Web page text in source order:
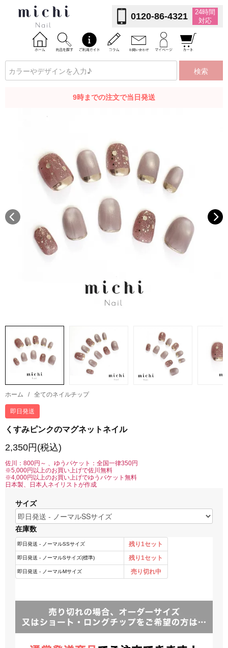
0120-86-4321
24時間
対応
検索
9時までの注文で当日発送
ホーム / 全てのネイルチップ
即日発送
くすみピンクのマグネットネイル
2,350円(税込)
佐川：800円～ 、ゆうパケット：全国一律350円
※5,000円以上のお買い上げで佐川無料
※4,000円以上のお買い上げでゆうパケット無料
日本製、日本人ネイリストが作成
サイズ
在庫数